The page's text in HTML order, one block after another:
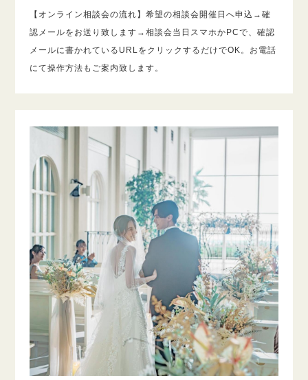
【オンライン相談会の流れ】希望の相談会開催日へ申込→確
認メールをお送り致します→相談会当日スマホかPCで、確認
メールに書かれているURLをクリックするだけでOK。お電話
にて操作方法もご案内致します。